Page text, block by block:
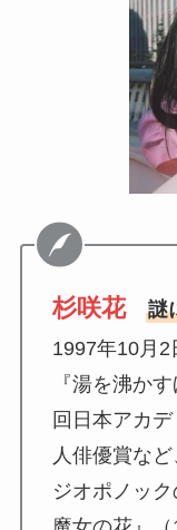
杉咲花
謎
1997年10月
『湯を沸か
回日本アカ
人俳優賞な
ジオポノッ